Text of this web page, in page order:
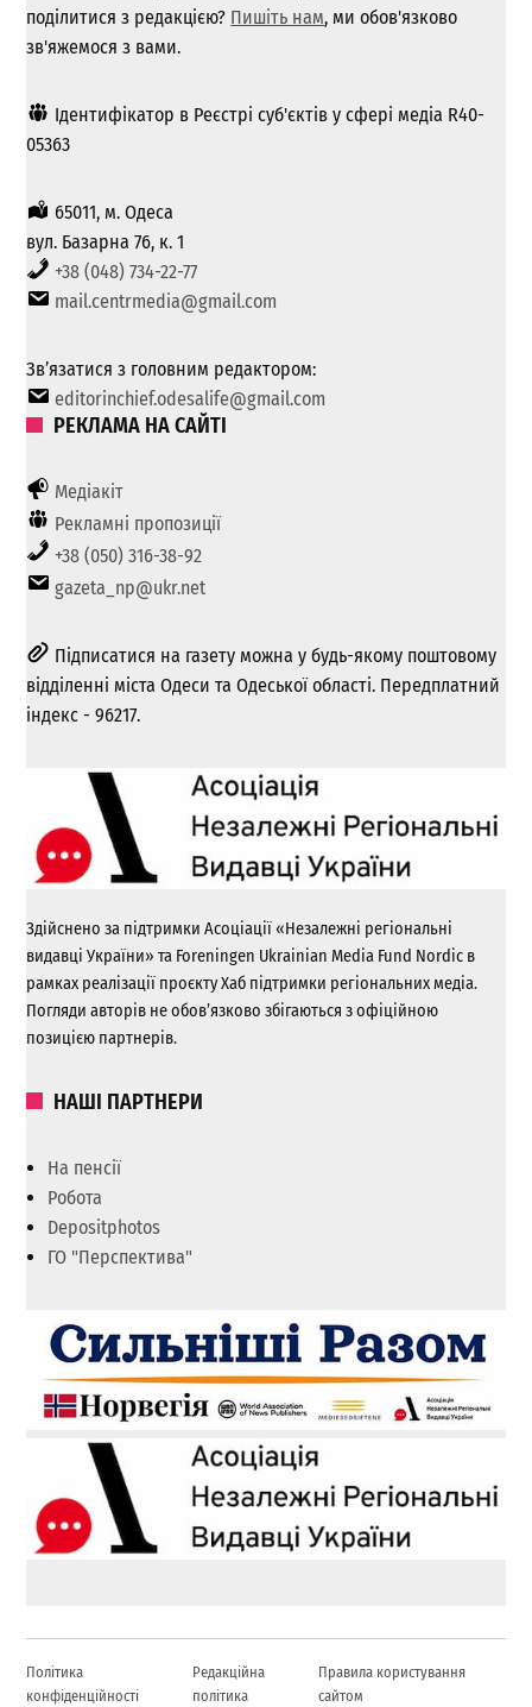
поділитися з редакцією? Пишіть нам, ми обов'язково
зв'яжемося з вами.
Ідентифікатор в Реєстрі суб'єктів у сфері медіа R40-
05363
65011, м. Одеса
вул. Базарна 76, к. 1
+38 (048) 734-22-77
mail.centrmedia@gmail.com
Зв’язатися з головним редактором:
editorinchief.odesalife@gmail.com
РЕКЛАМА НА САЙТІ
Медіакіт
Рекламні пропозиції
+38 (050) 316-38-92
gazeta_np@ukr.net
Підписатися на газету можна у будь-якому поштовому
відділенні міста Одеси та Одеської області. Передплатний
індекс - 96217.
Здійснено за підтримки Асоціації «Незалежні регіональні
видавці України» та Foreningen Ukrainian Media Fund Nordic в
рамках реалізації проєкту Хаб підтримки регіональних медіа.
Погляди авторів не обов’язково збігаються з офіційною
позицією партнерів.
НАШІ ПАРТНЕРИ
На пенсії
Робота
Depositphotos
ГО "Перспектива"
Політика
конфіденційності
Редакційна
політика
Правила користування
сайтом